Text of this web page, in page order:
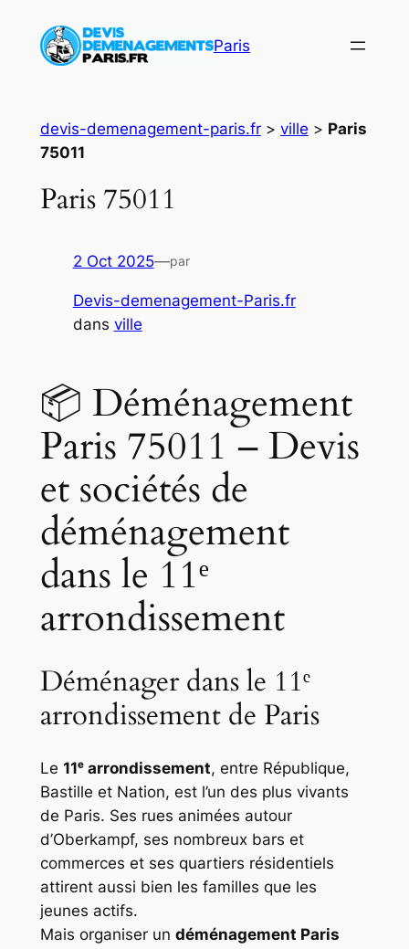
contenu
Paris
devis-demenagement-paris.fr> ville > Paris
75011
Paris 75011
2 Oct 2025—par
Devis-demenagement-Paris.fr
dans ville
📦 Déménagement
Paris 75011 – Devis
et sociétés de
déménagement
dans le 11ᵉ
arrondissement
Déménager dans le 11ᵉ
arrondissement de Paris
Le 11ᵉ arrondissement, entre République,
Bastille et Nation, est l’un des plus vivants
de Paris. Ses rues animées autour
d’Oberkampf, ses nombreux bars et
commerces et ses quartiers résidentiels
attirent aussi bien les familles que les
jeunes actifs.
Mais organiser un déménagement Paris